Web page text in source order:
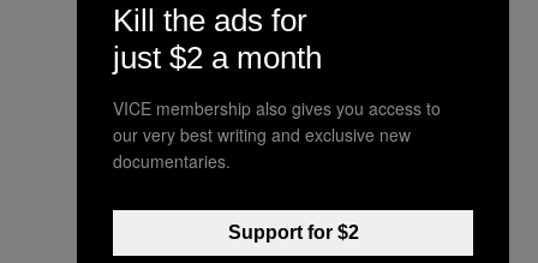
Kill the ads for
just $2 a month
VICE membership also gives you access to
our very best writing and exclusive new
documentaries.
Support for $2